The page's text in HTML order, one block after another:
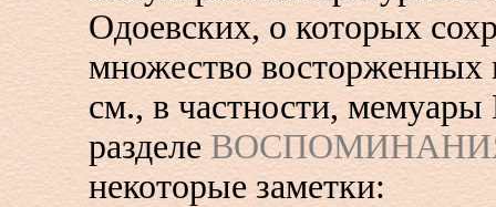
Одоевских, о которых
множество восторженных
см., в частности,
разделе
некоторые заметки: